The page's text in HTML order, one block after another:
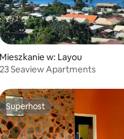
4,88 na 5, liczba recenzji: 33
Mieszkanie w: Layou
23 Seaview Apartments
Superhost
Superhost